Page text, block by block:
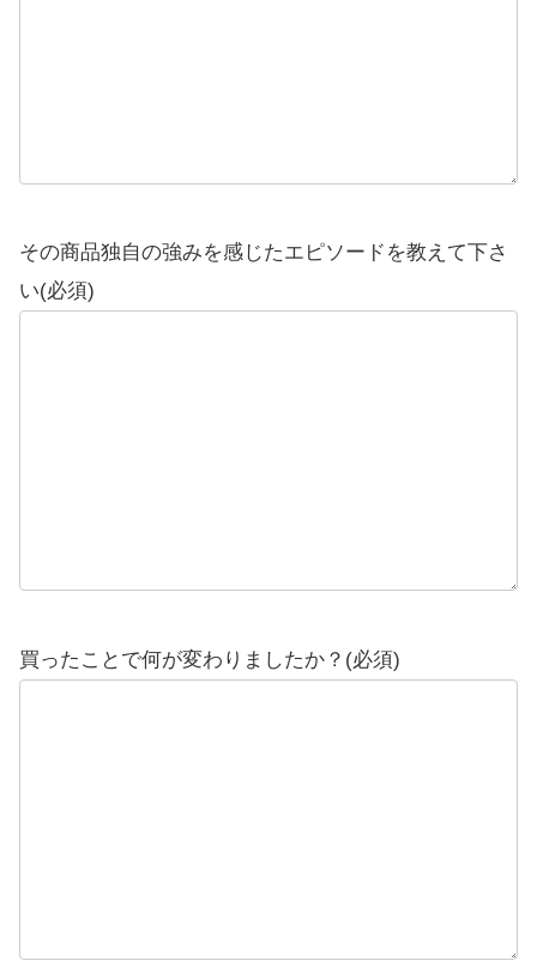
その商品独自の強みを感じたエピソードを教えて下さ
い(必須)
買ったことで何が変わりましたか？(必須)